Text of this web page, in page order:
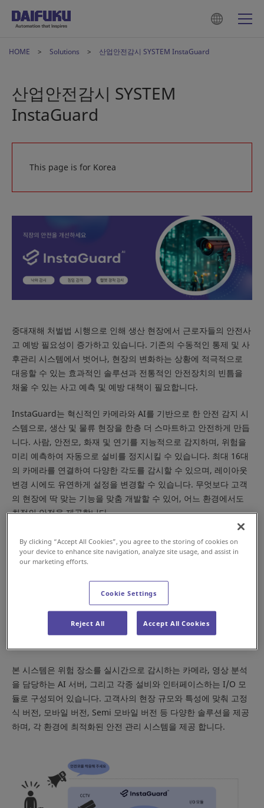
HOME Solutions 산업안전감시 SYSTEM InstaGuard
산업안전감시 SYSTEM
InstaGuard
This page is for Korea
중대재해 처벌법 시행으로 인해 생산 현장에서 근로자들의 안전사
고 예방 필요성이 증가하고 있습니다. 기존의 수동적인 통제 및 사
후관리 시스템에서 벗어나, 현장의 변화하는 상황에 적극적으로
대응할 수 있는 효과적인 솔루션과 전통적인 안전장치의 빈틈을
채울 수 있는 사고 예측 및 예방 대책이 필요합니다.
InstaGuard는 혁신적인 카메라와 AI를 기반으로 한 안전 감지 시
스템으로, 생산 및 물류 현장을 한층 더 스마트하고 안전하게 만듭
니다. 사람, 안전모, 화재 및 연기를 지능적으로 감지하며, 위험을
미리 예측하여 자동으로 설비를 정지시킬 수 있습니다. 최대 16대
의 카메라를 연결하여 다양한 각도를 감시할 수 있으며, 레이아웃
변경 시에도 유연하게 설정을 변경할 수 있습니다. 무엇보다 고객
의 현장에 딱 맞는 기능을 맞춤 개발할 수 있어, 어느 환경에서도
최적의 안전을 제공합니다.
시스템 구성
본 시스템은 위험 장소를 실시간으로 감시하는 카메라, 영상 분석
을 담당하는 AI 서버, 그리고 각종 설비와 인터페이스하는 I/O 모
듈로 구성되어 있습니다. 고객사의 현장 규모와 특성에 맞춰 고정
식 버전, 모바일 버전, Semi 모바일 버전 등 다양한 솔루션을 제공
하며, 각 환경에 최적화된 안전 관리 시스템을 제공 합니다.
By clicking “Accept All Cookies”, you agree to the storing of cookies on
your device to enhance site navigation, analyze site usage, and assist in
our marketing efforts.
Cookie Settings
Reject All Accept All Cookies